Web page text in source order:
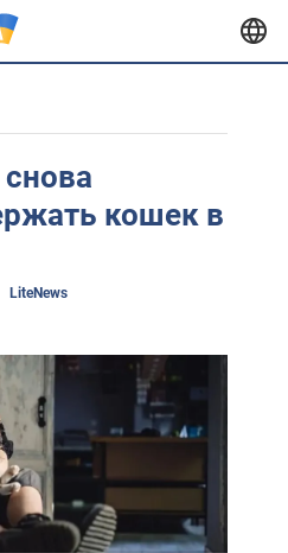
кошек в
LiteNews